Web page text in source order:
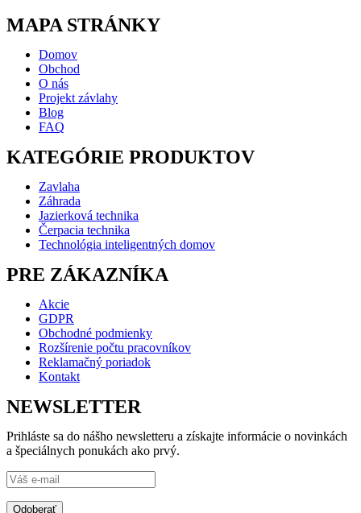
MAPA STRÁNKY
Domov
Obchod
O nás
Projekt závlahy
Blog
FAQ
KATEGÓRIE PRODUKTOV
Zavlaha
Záhrada
Jazierková technika
Čerpacia technika
Technológia inteligentných domov
PRE ZÁKAZNÍKA
Akcie
GDPR
Obchodné podmienky
Rozšírenie počtu pracovníkov
Reklamačný poriadok
Kontakt
NEWSLETTER
Prihláste sa do nášho newsletteru a získajte informácie o novinkách
a špeciálnych ponukách ako prvý.
Odoberať